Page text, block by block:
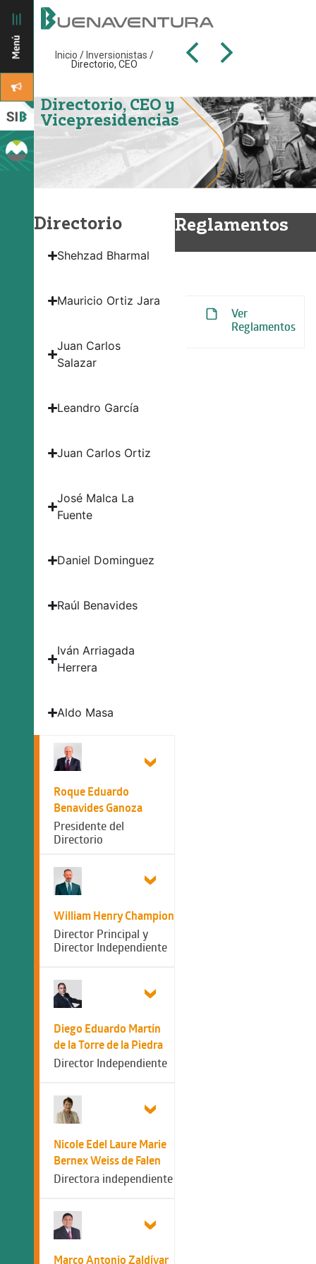
Inicio / Inversionistas /
Directorio, CEO
Directorio, CEO y
Vicepresidencias
Directorio
Shehzad Bharmal
Mauricio Ortiz Jara
Juan Carlos
Salazar
Leandro García
Juan Carlos Ortiz
José Malca La
Fuente
Daniel Dominguez
Raúl Benavides
Iván Arriagada
Herrera
Aldo Masa
Roque Eduardo
Benavides Ganoza
Presidente del
Directorio
William Henry Champion
Director Principal y
Director Independiente
Diego Eduardo Martín
de la Torre de la Piedra
Director Independiente
Nicole Edel Laure Marie
Bernex Weiss de Falen
Directora independiente
Marco Antonio Zaldívar
Reglamentos
Ver
Reglamentos